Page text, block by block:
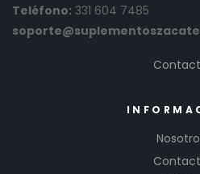
Teléfono: 331 604 7485